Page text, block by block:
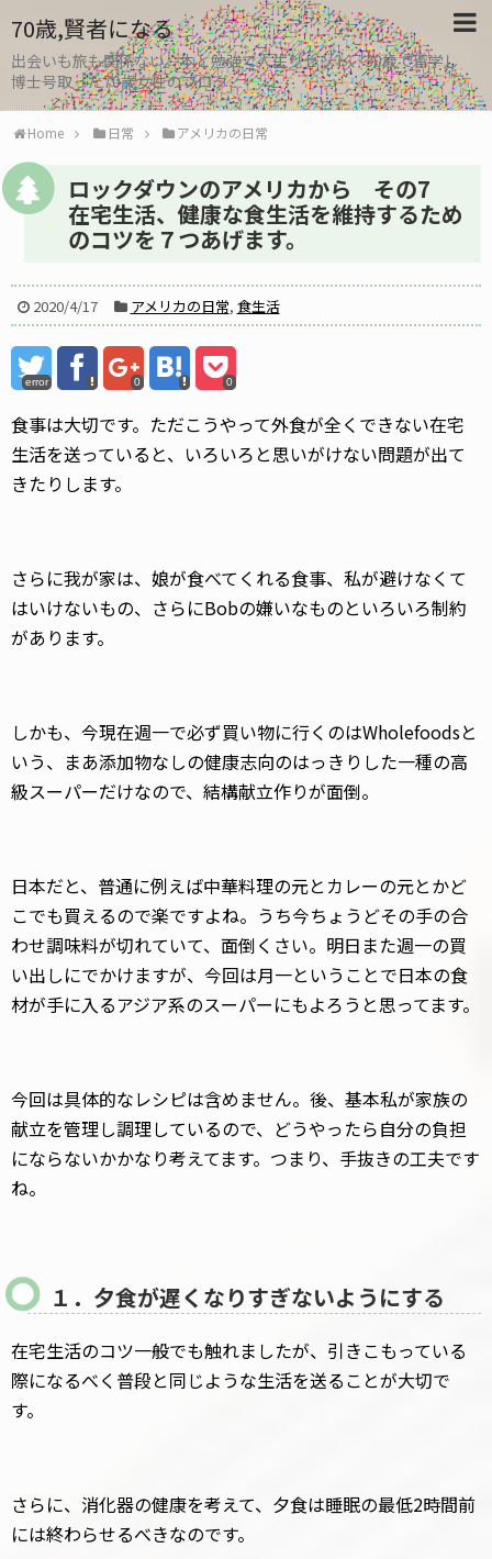
70歳,賢者になる
出会いも旅も関係ない。本と勉強で人生リセット、30歳で留学し
博士号取った70歳女性のブログ
Home 日常 アメリカの日常
ロックダウンのアメリカから その7
在宅生活、健康な食生活を維持するため
のコツを７つあげます。
2020/4/17 アメリカの日常, 食生活
error 0 0
食事は大切です。ただこうやって外食が全くできない在宅
生活を送っていると、いろいろと思いがけない問題が出て
きたりします。
さらに我が家は、娘が食べてくれる食事、私が避けなくて
はいけないもの、さらにBobの嫌いなものといろいろ制約
があります。
しかも、今現在週一で必ず買い物に行くのはWholefoodsと
いう、まあ添加物なしの健康志向のはっきりした一種の高
級スーパーだけなので、結構献立作りが面倒。
日本だと、普通に例えば中華料理の元とカレーの元とかど
こでも買えるので楽ですよね。うち今ちょうどその手の合
わせ調味料が切れていて、面倒くさい。明日また週一の買
い出しにでかけますが、今回は月一ということで日本の食
材が手に入るアジア系のスーパーにもよろうと思ってます。
今回は具体的なレシピは含めません。後、基本私が家族の
献立を管理し調理しているので、どうやったら自分の負担
にならないかかなり考えてます。つまり、手抜きの工夫です
ね。
１．夕食が遅くなりすぎないようにする
在宅生活のコツ一般でも触れましたが、引きこもっている
際になるべく普段と同じような生活を送ることが大切で
す。
さらに、消化器の健康を考えて、夕食は睡眠の最低2時間前
には終わらせるべきなのです。